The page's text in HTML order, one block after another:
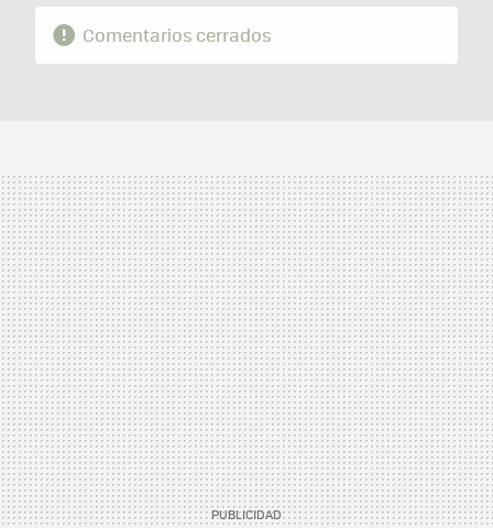
Comentarios cerrados